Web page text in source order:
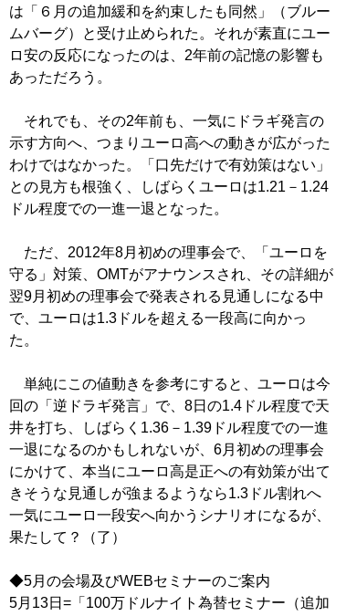
は「６月の追加緩和を約束したも同然」（ブルー
ムバーグ）と受け止められた。それが素直にユー
ロ安の反応になったのは、2年前の記憶の影響も
あっただろう。
それでも、その2年前も、一気にドラギ発言の
示す方向へ、つまりユーロ高への動きが広がった
わけではなかった。「口先だけで有効策はない」
との見方も根強く、しばらくユーロは1.21－1.24
ドル程度での一進一退となった。
ただ、2012年8月初めの理事会で、「ユーロを
守る」対策、OMTがアナウンスされ、その詳細が
翌9月初めの理事会で発表される見通しになる中
で、ユーロは1.3ドルを超える一段高に向かっ
た。
単純にこの値動きを参考にすると、ユーロは今
回の「逆ドラギ発言」で、8日の1.4ドル程度で天
井を打ち、しばらく1.36－1.39ドル程度での一進
一退になるのかもしれないが、6月初めの理事会
にかけて、本当にユーロ高是正への有効策が出て
きそうな見通しが強まるようなら1.3ドル割れへ
一気にユーロ一段安へ向かうシナリオになるが、
果たして？（了）
◆5月の会場及びWEBセミナーのご案内
5月13日=「100万ドルナイト為替セミナー（追加